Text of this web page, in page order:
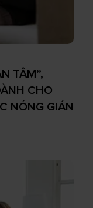
TÂM”,
CHO
NÓNG GIÁN